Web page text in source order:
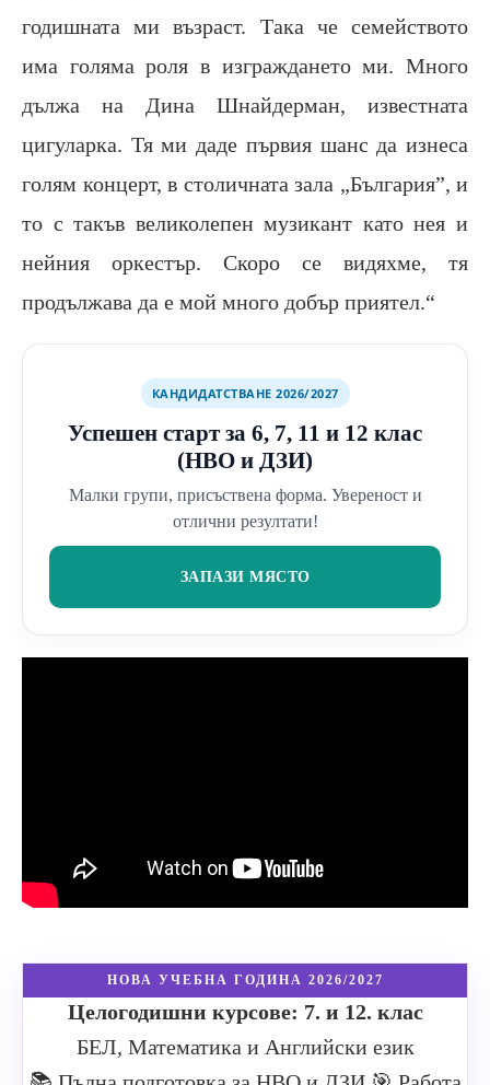
годишната ми възраст. Така че семейството
има голяма роля в изграждането ми. Много
дължа на Дина Шнайдерман, известната
цигуларка. Тя ми даде първия шанс да изнеса
голям концерт, в столичната зала „България”, и
то с такъв великолепен музикант като нея и
нейния оркестър. Скоро се видяхме, тя
продължава да е мой много добър приятел.“
КАНДИДАТСТВАНЕ 2026/2027
Успешен старт за 6, 7, 11 и 12 клас
(НВО и ДЗИ)
Малки групи, присъствена форма. Увереност и
отлични резултати!
ЗАПАЗИ МЯСТО
НОВА УЧЕБНА ГОДИНА 2026/2027
Целогодишни курсове: 7. и 12. клас
БЕЛ, Математика и Английски език